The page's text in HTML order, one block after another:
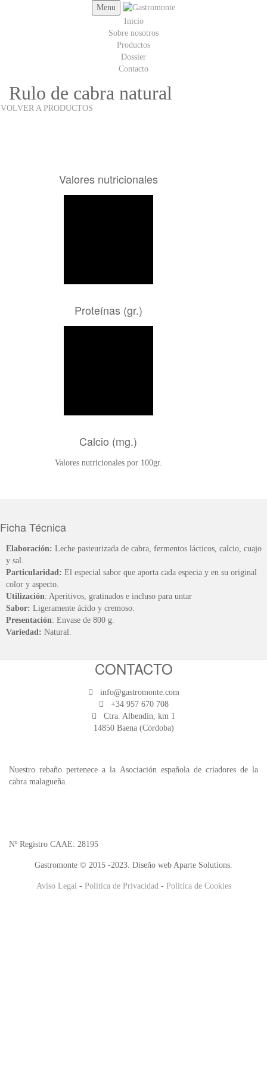
Menu
Inicio
Sobre nosotros
Productos
Dossier
Contacto
Rulo de cabra natural
VOLVER A PRODUCTOS
Valores nutricionales
Proteínas (gr.)
Calcio (mg.)
Valores nutricionales por 100gr.
Ficha Técnica
Elaboración: Leche pasteurizada de cabra, fermentos lácticos, calcio, cuajo
y sal.
Particularidad: El especial sabor que aporta cada especia y en su original
color y aspecto.
Utilización: Aperitivos, gratinados e incluso para untar
Sabor: Ligeramente ácido y cremoso.
Presentación: Envase de 800 g.
Variedad: Natural.
CONTACTO
info@gastromonte.com
+34 957 670 708
Ctra. Albendín, km 1
14850 Baena (Córdoba)
Nuestro rebaño pertenece a la Asociación española de criadores de la
cabra malagueña.
Nº Registro CAAE: 28195
Gastromonte © 2015 -2023. Diseño web Aparte Solutions.
Aviso Legal - Política de Privacidad - Política de Cookies